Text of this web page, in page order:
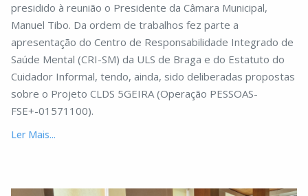
presidido à reunião o Presidente da Câmara Municipal,
Manuel Tibo. Da ordem de trabalhos fez parte a
apresentação do Centro de Responsabilidade Integrado de
Saúde Mental (CRI-SM) da ULS de Braga e do Estatuto do
Cuidador Informal, tendo, ainda, sido deliberadas propostas
sobre o Projeto CLDS 5GEIRA (Operação PESSOAS-
FSE+-01571100).
Ler Mais...